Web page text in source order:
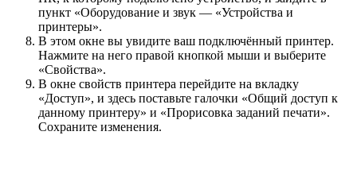
пункт «Оборудование и звук — «Устройства и
принтеры».
В этом окне вы увидите ваш подключённый принтер.
Нажмите на него правой кнопкой мыши и выберите
«Свойства».
В окне свойств принтера перейдите на вкладку
«Доступ», и здесь поставьте галочки «Общий доступ к
данному принтеру» и «Прорисовка заданий печати».
Сохраните изменения.